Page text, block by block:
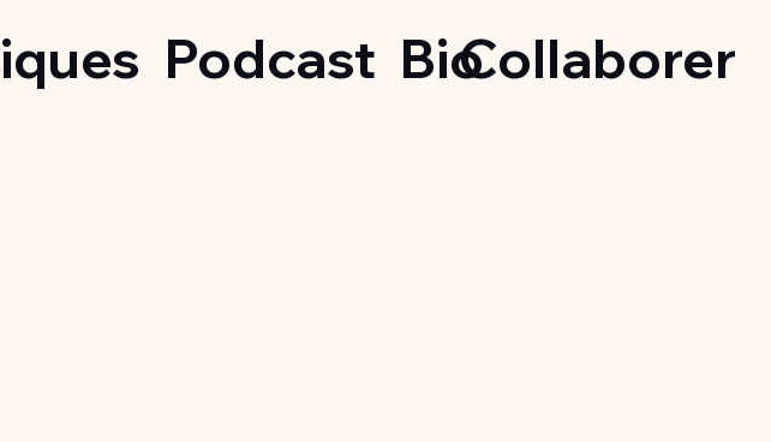
Podcast BioCollaborer